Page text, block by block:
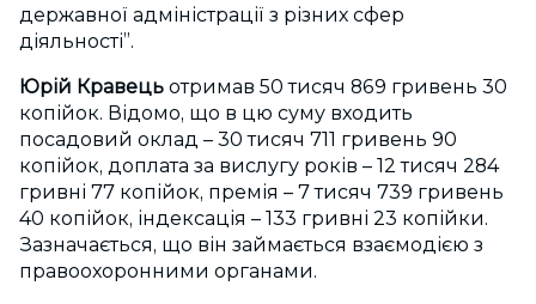
державної адміністрації з різних сфер
діяльності”.
Юрій Кравець отримав 50 тисяч 869 гривень 30
копійок. Відомо, що в цю суму входить
посадовий оклад – 30 тисяч 711 гривень 90
копійок, доплата за вислугу років – 12 тисяч 284
гривні 77 копійок, премія – 7 тисяч 739 гривень
40 копійок, індексація – 133 гривні 23 копійки.
Зазначається, що він займається взаємодією з
правоохоронними органами.